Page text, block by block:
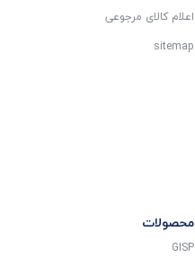
اعلام کالای مرجوعی
sitemap
محصولات
GISP